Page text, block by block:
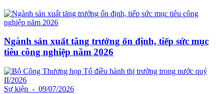
Ngành sản xuất tăng trưởng ổn định, tiếp sức mục
tiêu công nghiệp năm 2026
Sự kiện - 09/07/2026